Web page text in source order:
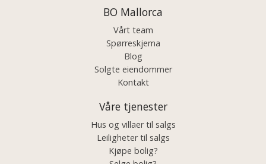
BO Mallorca
Vårt team
Spørreskjema
Blog
Solgte eiendommer
Kontakt
Våre tjenester
Hus og villaer til salgs
Leiligheter til salgs
Kjøpe bolig?